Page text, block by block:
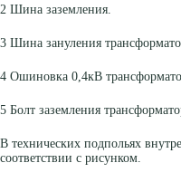
2 Шина заземления.
3 Шина зануления
4 Ошиновка 0,4кВ
5 Болт заземления
В технических подпольях
соответствии с рисунком.